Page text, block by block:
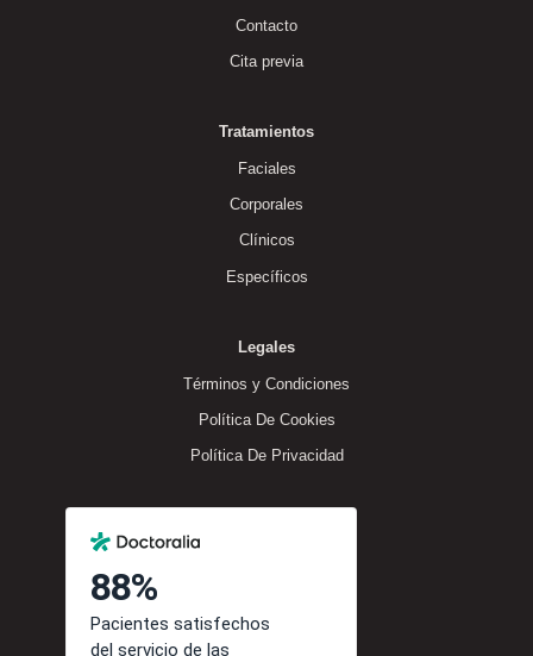
Contacto
Cita previa
Tratamientos
Faciales
Corporales
Clínicos
Específicos
Legales
Términos y Condiciones
Política De Cookies
Política De Privacidad